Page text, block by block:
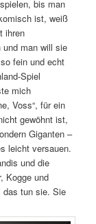
bis man
ist, weiß
ihren
und man will sie
fein und echt
Spiel
mich
Voss“, für ein
gewöhnt ist,
Giganten –
leicht versauen.
und die
Kogge und
tun sie. Sie